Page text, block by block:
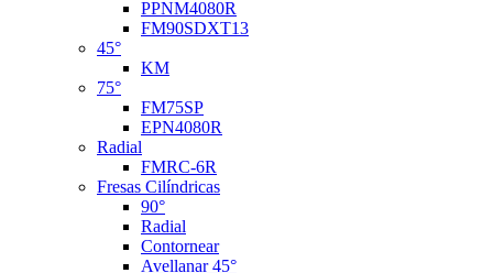
PPNM4080R
FM90SDXT13
45°
KM
75°
FM75SP
EPN4080R
Radial
FMRC-6R
Fresas Cilíndricas
90°
Radial
Contornear
Avellanar 45°